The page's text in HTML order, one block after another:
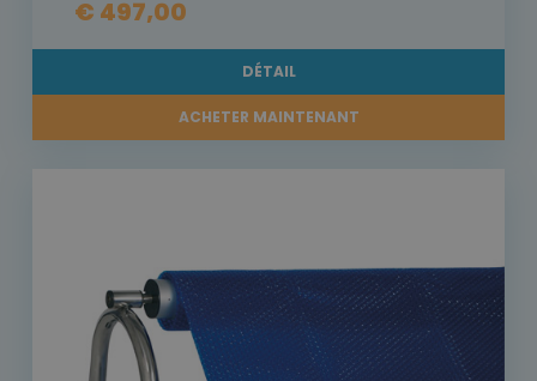
€ 497,00
DÉTAIL
ACHETER MAINTENANT